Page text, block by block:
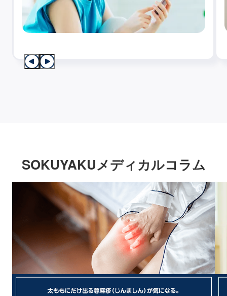
SOKUYAKUメディカルコラム